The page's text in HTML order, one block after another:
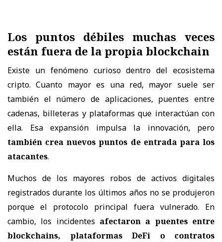
Los puntos débiles muchas veces
están fuera de la propia blockchain
Existe un fenómeno curioso dentro del ecosistema
cripto. Cuanto mayor es una red, mayor suele ser
también el número de aplicaciones, puentes entre
cadenas, billeteras y plataformas que interactúan con
ella. Esa expansión impulsa la innovación, pero
también crea nuevos puntos de entrada para los
atacantes.
Muchos de los mayores robos de activos digitales
registrados durante los últimos años no se produjeron
porque el protocolo principal fuera vulnerado. En
cambio, los incidentes afectaron a puentes entre
blockchains, plataformas DeFi o contratos